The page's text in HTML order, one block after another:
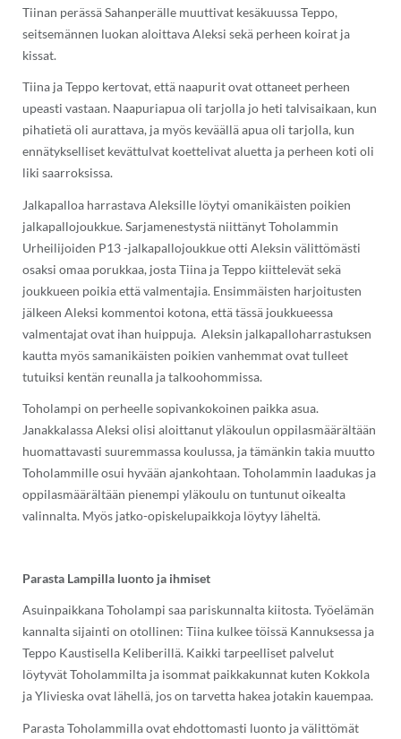
Tiinan perässä Sahanperälle muuttivat kesäkuussa Teppo,
seitsemännen luokan aloittava Aleksi sekä perheen koirat ja
kissat.
Tiina ja Teppo kertovat, että naapurit ovat ottaneet perheen
upeasti vastaan. Naapuriapua oli tarjolla jo heti talvisaikaan, kun
pihatietä oli aurattava, ja myös keväällä apua oli tarjolla, kun
ennätykselliset kevättulvat koettelivat aluetta ja perheen koti oli
liki saarroksissa.
Jalkapalloa harrastava Aleksille löytyi omanikäisten poikien
jalkapallojoukkue. Sarjamenestystä niittänyt Toholammin
Urheilijoiden P13 -jalkapallojoukkue otti Aleksin välittömästi
osaksi omaa porukkaa, josta Tiina ja Teppo kiittelevät sekä
joukkueen poikia että valmentajia. Ensimmäisten harjoitusten
jälkeen Aleksi kommentoi kotona, että tässä joukkueessa
valmentajat ovat ihan huippuja. Aleksin jalkapalloharrastuksen
kautta myös samanikäisten poikien vanhemmat ovat tulleet
tutuiksi kentän reunalla ja talkoohommissa.
Toholampi on perheelle sopivankokoinen paikka asua.
Janakkalassa Aleksi olisi aloittanut yläkoulun oppilasmäärältään
huomattavasti suuremmassa koulussa, ja tämänkin takia muutto
Toholammille osui hyvään ajankohtaan. Toholammin laadukas ja
oppilasmäärältään pienempi yläkoulu on tuntunut oikealta
valinnalta. Myös jatko-opiskelupaikkoja löytyy läheltä.
Parasta Lampilla luonto ja ihmiset
Asuinpaikkana Toholampi saa pariskunnalta kiitosta. Työelämän
kannalta sijainti on otollinen: Tiina kulkee töissä Kannuksessa ja
Teppo Kaustisella Keliberillä. Kaikki tarpeelliset palvelut
löytyvät Toholammilta ja isommat paikkakunnat kuten Kokkola
ja Ylivieska ovat lähellä, jos on tarvetta hakea jotakin kauempaa.
Parasta Toholammilla ovat ehdottomasti luonto ja välittömät